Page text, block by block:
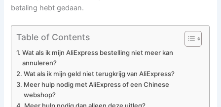
betaling hebt gedaan.
Table of Contents
Wat als ik mijn AliExpress bestelling niet meer kan
annuleren?
Wat als ik mijn geld niet terugkrijg van AliExpress?
Meer hulp nodig met AliExpress of een Chinese
webshop?